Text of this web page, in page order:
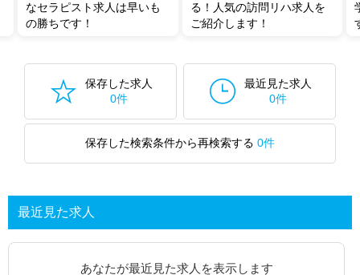
なセラピスト求人は早いも
の勝ちです！
る！人気の訪問リハ求人を
ご紹介します！
保存した求人
0件
最近見た求人
0件
保存した検索条件から再検索する 0件
最近見た求人
あなたが最近見た求人を表示します